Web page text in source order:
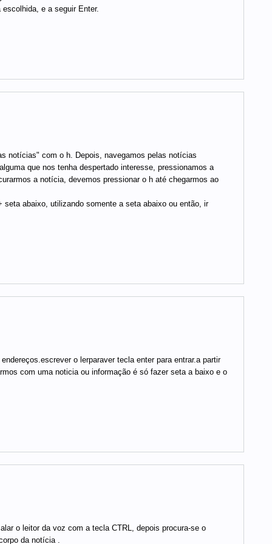
e a seguir Enter.
notícias" com o h. Depois, navegamos pelas notícias
que nos tenha despertado interesse, pressionamos a
a notícia, devemos pressionar o h até chegarmos ao
abaixo, utilizando somente a seta abaixo ou então, ir
o lerparaver tecla enter para entrar.a partir
com uma noticia ou informação é só fazer seta a baixo e o
o leitor da voz com a tecla CTRL, depois procura-se o
da notícia .